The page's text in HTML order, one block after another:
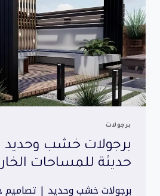
برجولات
برجولات خشب وحديد
حديثة للمساحات
برجولات خشب وحديد | تصاميم